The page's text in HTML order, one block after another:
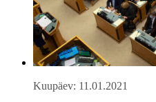
Kuupäev: 11.01.2021